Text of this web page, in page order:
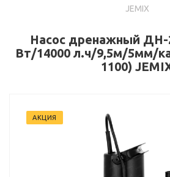
JEMIX
Насос дренажный ДН-
Вт/14000 л.ч/9,5м/5мм/
1100)
АКЦИЯ